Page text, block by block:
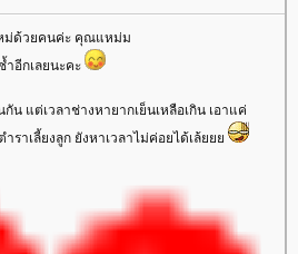
ม่ด้วยคนค่ะ คุณแหม่ม
อีกเลยนะคะ
น แต่เวลาช่างหายากเย็นเหลือเกิน เอาแค่
ตำราเลี้ยงลูก ยังหาเวลาไม่ค่อยได้เล้